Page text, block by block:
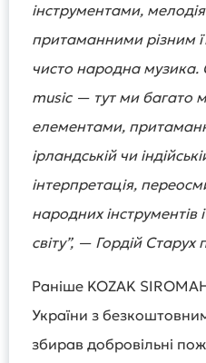
інструментами,
притаманними різним
чисто народна музика.
music — тут ми багато
елементами,
ірландській чи
інтерпретація,
народних інструментів
світу”, — Гордій Старух
Раніше KOZAK
України з
збирав добровільні